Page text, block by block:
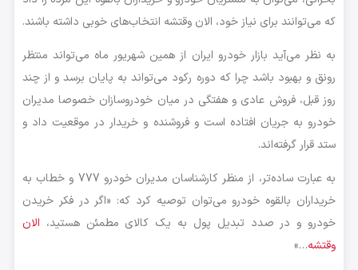
که می‌توانند برای نیاز خود، الان وقتشه انتخاب‌های خوبی داشته باشند.
به نظر می‌آید بازار خودرو ایران از همین شهریور ماه می‌تواند منتظر
رونق و بهبود باشد چرا که دوره رکود می‌تواند به پایان برسد و از چند
روز قبل، فروش عادی و هفتگی در میان خودروسازان خصوصا مدیران
خودرو به جریان افتاده است و فروشنده و خریدار در موقعیت داد و
ستد قرار گرفته‌اند.
به عبارت ساده‌تر، از منظر کارشناسان مدیران خودرو 777 و خطاب به
خریداران بالقوه خودرو می‌توان توصیه کرد که: «اگر در فکر خریدن
خودرو و در صدد تبدیل پول به یک کالای مطمئن هستید، الان
وقتشه…»